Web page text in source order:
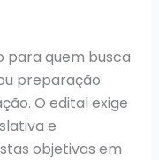
para quem busca
preparação
O edital exige
e
objetivas em